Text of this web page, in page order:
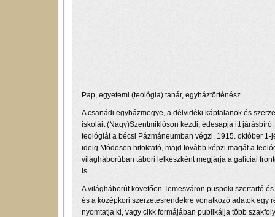
Pap, egyetemi (teológia) tanár, egyháztörténész.
A csanádi egyházmegye, a délvidéki káptalanok és
iskoláit (Nagy)Szentmiklóson kezdi, édesapja itt
teológiát a bécsi Pázmáneumban végzi. 1915. október
ideig Módoson hitoktató, majd tovább képzi magát a
világháborúban tábori lelkészként megjárja a galíciai
is.
A világháborút követően Temesváron püspöki szertartó
és a középkori szerzetesrendekre vonatkozó adatok egy
nyomtatja ki, vagy cikk formájában publikálja több